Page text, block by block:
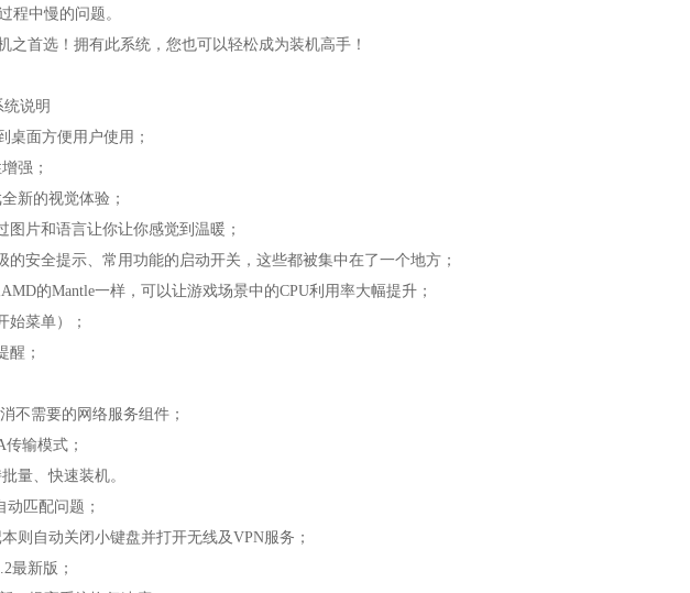
程中慢的问题。
之首选！拥有此系统，您也可以轻松成为装机高手！
说明
桌面方便用户使用；
强；
新的视觉体验；
片和语言让你让你感觉到温暖；
的安全提示、常用功能的启动开关，这些都被集中在了一个地方；
的Mantle一样，可以让游戏场景中的CPU利用率大幅提升；
始菜单）；
醒；
不需要的网络服务组件；
输模式；
量、快速装机。
匹配问题；
则自动关闭小键盘并打开无线及VPN服务；
最新版；